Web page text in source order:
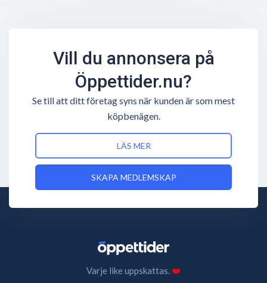
Vill du annonsera på
Öppettider.nu?
Se till att ditt företag syns när kunden är som mest
köpbenägen.
LÄS MER
SKAPA MEDLEMSKAP
Varje like uppskattas.❤️